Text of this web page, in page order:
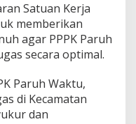
Satuan Kerja
memberikan
agar PPPK Paruh
secara optimal.
Paruh Waktu,
di Kecamatan
dan